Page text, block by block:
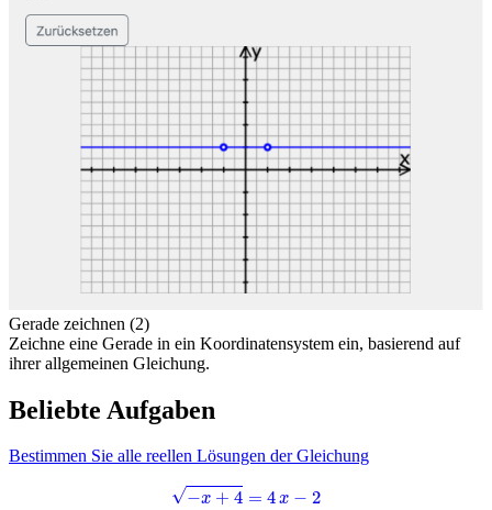
Gerade zeichnen (2)
Zeichne eine Gerade in ein Koordinatensystem ein, basierend auf
ihrer allgemeinen Gleichung.
Beliebte Aufgaben
Bestimmen Sie alle reellen Lösungen der Gleichung
−x+4=